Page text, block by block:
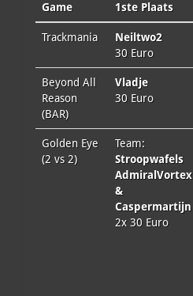
Game 1ste Plaats
Trackmania
Neiltwo2
30 Euro
Beyond All
Reason
(BAR)
Vladje
30 Euro
Golden Eye
(2 vs 2)
Team:
Stroopwafels
AdmiralVortex
&
Caspermartijn
2x 30 Euro